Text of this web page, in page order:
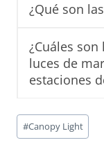
¿Qué son
¿Cuáles
luces de
estaciones
Post
Tags:
#Canopy Light